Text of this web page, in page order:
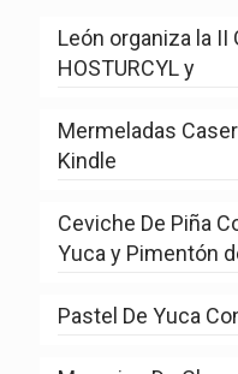
León organiza la II
HOSTURCYL y
Mermeladas
Kindle
Ceviche De Piña
Yuca y Pimentón
Pastel De Yuca